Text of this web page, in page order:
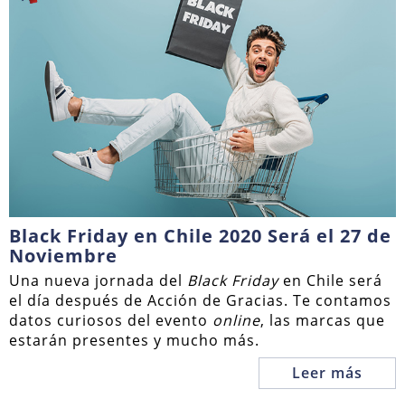
Black Friday en Chile 2020 Será el 27 de
Noviembre
Una nueva jornada del Black Fridayen Chile será
el día después de Acción de Gracias. Te contamos
datos curiosos del evento online, las marcas que
estarán presentes y mucho más.
Leer más